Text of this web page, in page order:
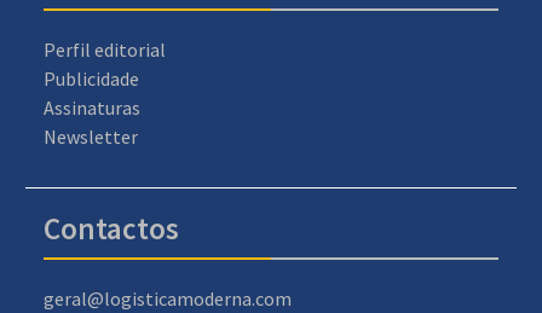
Perfil editorial
Publicidade
Assinaturas
Newsletter
Contactos
geral@logisticamoderna.com